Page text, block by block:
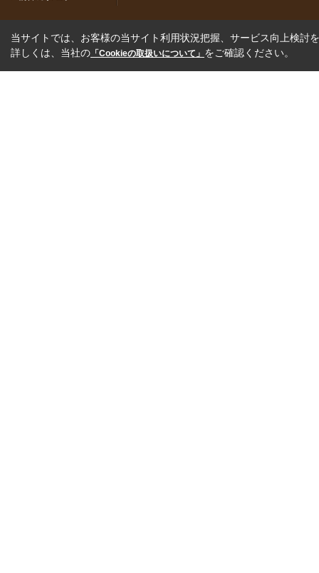
当サイトでは、お客様の当サイト利用状況把握、サービス向上検討
詳しくは、当社の 「Cookieの取扱いについて」 をご確認ください。